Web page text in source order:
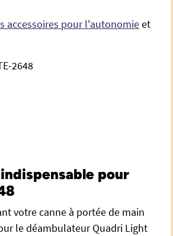
accessoires pour l'autonomieet
2648
pour
votre canne à portée de main
le déambulateur Quadri Light